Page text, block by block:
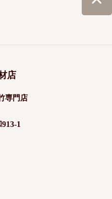
店
専門店
1